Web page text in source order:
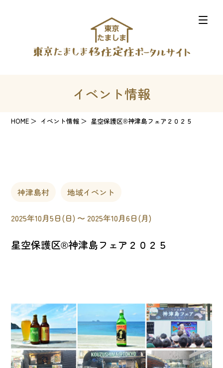
イベント情報
HOME イベント情報 星空保護区®神津島フェア２０２５
神津島村 地域イベント
2025年10月5日(日) 〜 2025年10月6日(月)
星空保護区®神津島フェア２０２５